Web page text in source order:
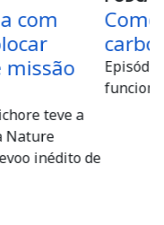
os créditos
ao Pé do Ouvido’